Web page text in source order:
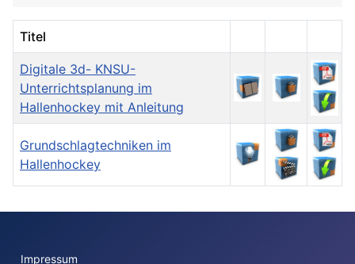
Titel
Digitale 3d- KNSU-
Unterrichtsplanung im
Hallenhockey mit Anleitung
Grundschlagtechniken im
Hallenhockey
Impressum